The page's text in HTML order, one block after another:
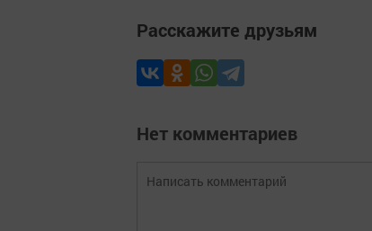
Расскажите друзьям
Нет комментариев